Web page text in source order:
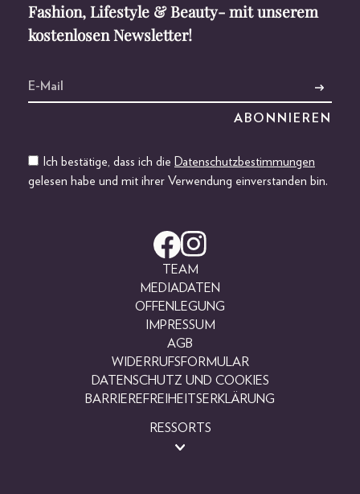
Fashion, Lifestyle & Beauty- mit unserem
kostenlosen Newsletter!
Ich bestätige, dass ich die Datenschutzbestimmungen
gelesen habe und mit ihrer Verwendung einverstanden bin.
TEAM
MEDIADATEN
OFFENLEGUNG
IMPRESSUM
AGB
WIDERRUFSFORMULAR
DATENSCHUTZ UND COOKIES
BARRIEREFREIHEITSERKLÄRUNG
RESSORTS